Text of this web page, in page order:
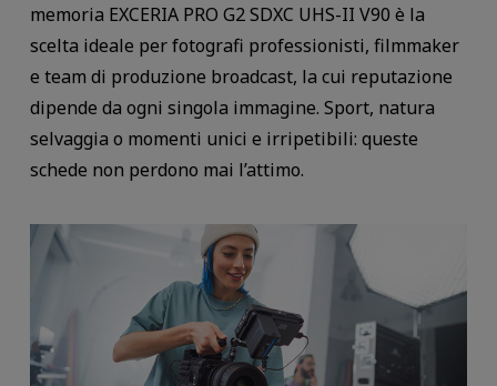
memoria EXCERIA PRO G2 SDXC UHS-II V90 è la
scelta ideale per fotografi professionisti, filmmaker
e team di produzione broadcast, la cui reputazione
dipende da ogni singola immagine. Sport, natura
selvaggia o momenti unici e irripetibili: queste
schede non perdono mai l’attimo.